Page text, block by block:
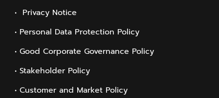
• Privacy Notice
• Personal Data Protection Policy
• Good Corporate Governance Policy
• Stakeholder Policy
• Customer and Market Policy